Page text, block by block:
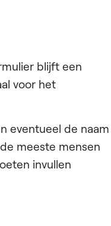
blijft een
voor het
eventueel de naam
meeste mensen
invullen